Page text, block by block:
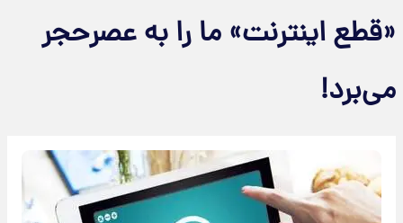
«قطع اینترنت» ما را به عصرحجر
می‌برد!